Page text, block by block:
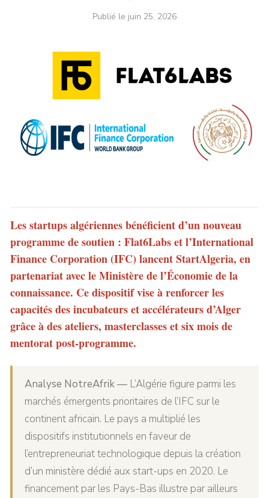
Publié le juin 25, 2026
Les startups algériennes bénéficient d’un nouveau
programme de soutien : Flat6Labs et l’International
Finance Corporation (IFC) lancent StartAlgeria, en
partenariat avec le Ministère de l’Économie de la
connaissance. Ce dispositif vise à renforcer les
capacités des incubateurs et accélérateurs d’Alger
grâce à des ateliers, masterclasses et six mois de
mentorat post-programme.
Analyse NotreAfrik — L’Algérie figure parmi les
marchés émergents prioritaires de l’IFC sur le
continent africain. Le pays a multiplié les
dispositifs institutionnels en faveur de
l’entrepreneuriat technologique depuis la création
d’un ministère dédié aux start-ups en 2020. Le
financement par les Pays-Bas illustre par ailleurs